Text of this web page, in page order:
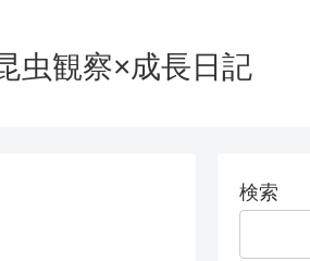
虫観察×成長日記
検索